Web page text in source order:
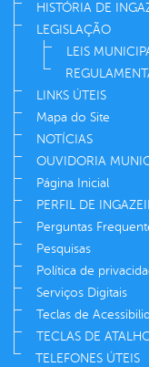
HISTÓRIA DE
LEGISLAÇÃO
LEIS
LINKS ÚTEIS
Mapa do Site
NOTÍCIAS
OUVIDORIA
Página Inicial
PERFIL DE
Perguntas
Pesquisas
Política de
Serviços Digitais
Teclas de
TECLAS DE
TELEFONES ÚTEIS